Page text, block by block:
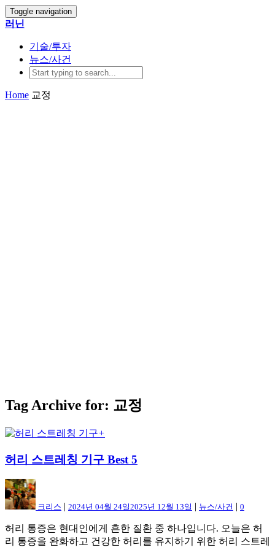
Toggle navigation
러닌
기술/투자
뉴스/사건
Home 교정
Tag Archive for: 교정
+
허리 스트레칭 기구 Best 5
크리스 | 2024년 04월 24일2025년 12월 13일 | 뉴스/사건 | 0
허리 통증은 현대인에게 흔한 질환 중 하나입니다. 오늘은 허
리 통증을 완화하고 건강한 허리를 유지하기 위한 허리 스트레